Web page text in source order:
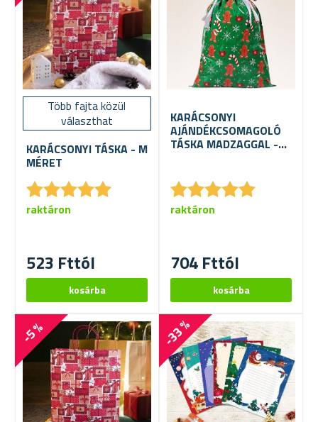
Több fajta közül
választhat
KARÁCSONYI TÁSKA - M
MÉRET
★★★★★
★★★★★
523 Fttól
raktáron
KARÁCSONYI
AJÁNDÉKCSOMAGOLÓ
TÁSKA MADZAGGAL -
★★★★★
★★★★★
704 Fttól
raktáron
-5 % -33 %